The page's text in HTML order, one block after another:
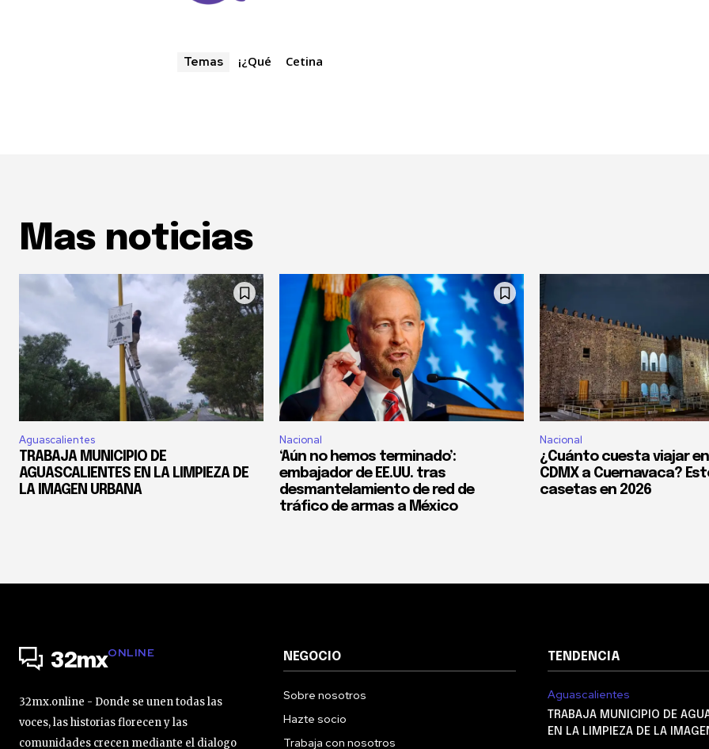
Temas ¡¿Qué Cetina
Mas noticias
Aguascalientes
TRABAJA MUNICIPIO DE
AGUASCALIENTES EN LA LIMPIEZA DE
LA IMAGEN URBANA
Nacional
‘Aún no hemos terminado’:
embajador de EE.UU. tras
desmantelamiento de red de
tráfico de armas a México
Nacional
¿Cuánto cuesta viajar
CDMX a Cuernavaca?
casetas en 2026
32mxONLINE
32mx.online - Donde se unen todas las
voces, las historias florecen y las
comunidades crecen mediante el dialogo
NEGOCIO
Sobre nosotros
Hazte socio
Trabaja con nosotros
TENDENCIA
Aguascalientes
TRABAJA MUNICIPIO DE
EN LA LIMPIEZA DE LA